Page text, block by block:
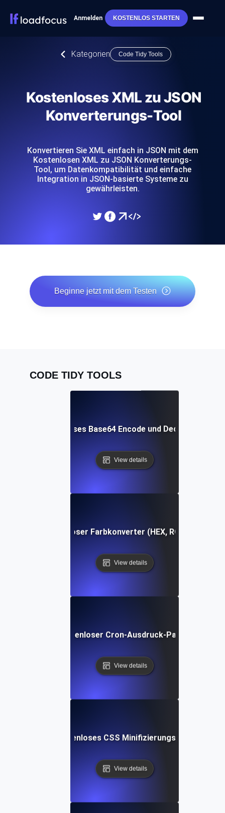
Anmelden KOSTENLOS STARTEN
Kategorien Code Tidy Tools
Kostenloses XML zu JSON
Konverterungs-Tool
Konvertieren Sie XML einfach in JSON mit dem
Kostenlosen XML zu JSON Konverterungs-
Tool, um Datenkompatibilität und einfache
Integration in JSON-basierte Systeme zu
gewährleisten.
Beginne jetzt mit dem Testen
CODE TIDY TOOLS
Kostenloses Base64 Encode und Decode Tool
View details
Kostenloser Farbkonverter (HEX, RGB, HSL)
View details
Kostenloser Cron-Ausdruck-Parser
View details
Kostenloses CSS Minifizierungs-Tool
View details